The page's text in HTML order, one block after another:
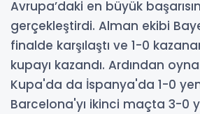
Avrupa’daki en büyük
gerçekleştirdi. Alman ekibi
finalde karşılaştı ve 1-0
kupayı kazandı. Ardından
Kupa'da da İspanya'da 1-0
Barcelona'yı ikinci maçta 3-0